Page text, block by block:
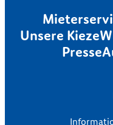
Unsere Kieze
Presse